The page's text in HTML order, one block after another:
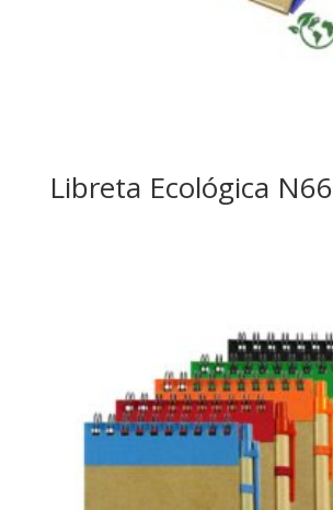
Libreta Ecológica N66